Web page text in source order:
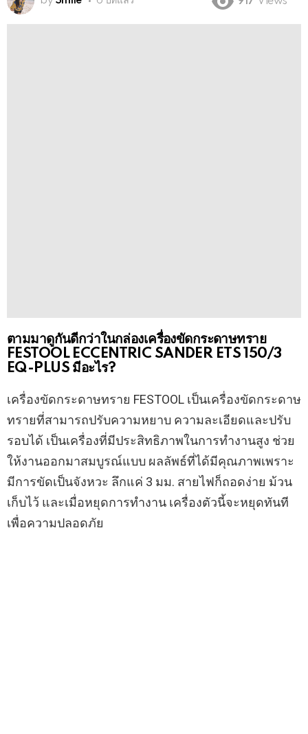
ตามมาดูกันดีกว่าในกล่องเครื่องขัดกระดาษทราย
FESTOOL ECCENTRIC SANDER ETS 150/3
EQ-PLUS มีอะไร?
เครื่องขัดกระดาษทราย FESTOOL เป็นเครื่องขัดกระดาษ
ทรายที่สามารถปรับความหยาบ ความละเอียดและปรับ
รอบได้ เป็นเครื่องที่มีประสิทธิภาพในการทำงานสูง ช่วย
ให้งานออกมาสมบูรณ์แบบ ผลลัพธ์ที่ได้มีคุณภาพเพราะ
มีการขัดเป็นจังหวะ ลึกแค่ 3 มม. สายไฟก็ถอดง่าย ม้วน
เก็บไว้ และเมื่อหยุดการทำงาน เครื่องตัวนี้จะหยุดทันที
เพื่อความปลอดภัย